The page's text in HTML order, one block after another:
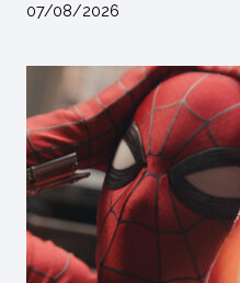
07/08/2026